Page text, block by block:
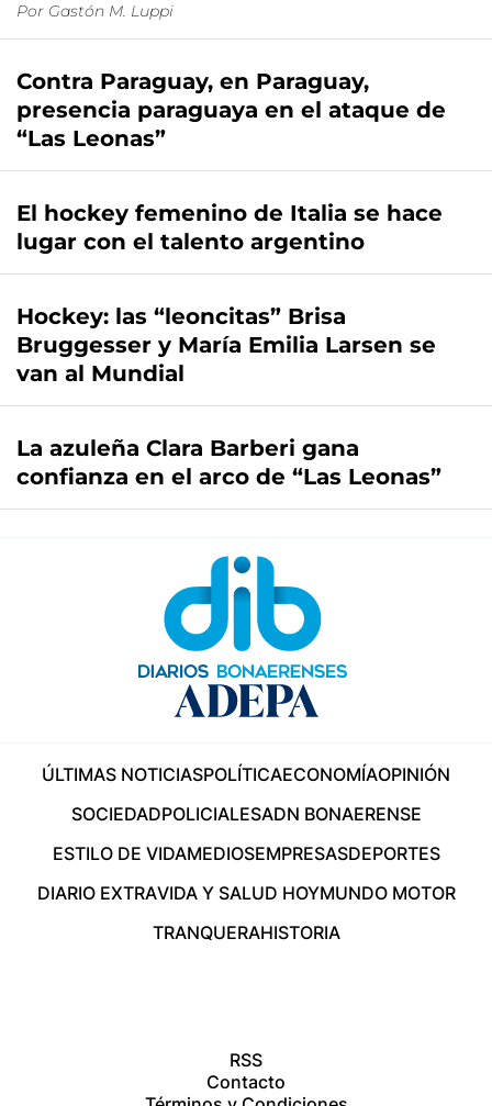
Por Gastón M. Luppi
Contra Paraguay, en Paraguay,
presencia paraguaya en el ataque de
“Las Leonas”
El hockey femenino de Italia se hace
lugar con el talento argentino
Hockey: las “leoncitas” Brisa
Bruggesser y María Emilia Larsen se
van al Mundial
La azuleña Clara Barberi gana
confianza en el arco de “Las Leonas”
ÚLTIMAS NOTICIASPOLÍTICAECONOMÍAOPINIÓN
SOCIEDADPOLICIALESADN BONAERENSE
ESTILO DE VIDAMEDIOSEMPRESASDEPORTES
DIARIO EXTRAVIDA Y SALUD HOYMUNDO MOTOR
TRANQUERAHISTORIA
RSS
Contacto